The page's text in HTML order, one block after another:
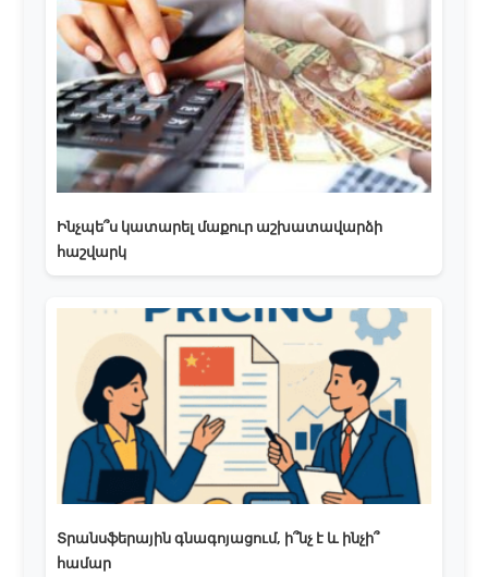
Ինչպե՞ս կատարել մաքուր աշխատավարձի
հաշվարկ
Տրանսֆերային գնագոյացում, ի՞նչ է և ինչի՞
համար